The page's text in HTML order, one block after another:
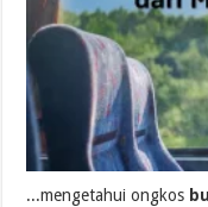
...mengetahui ongkos